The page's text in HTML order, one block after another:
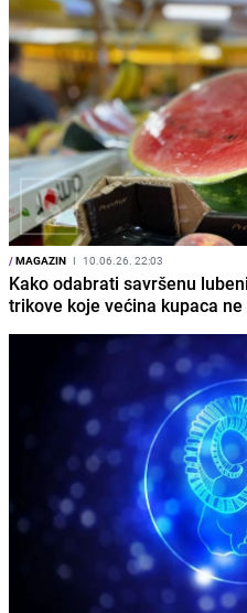
/MAGAZIN I 10.06.26. 22:03
Kako odabrati savršenu
trikove koje većina kupaca ne